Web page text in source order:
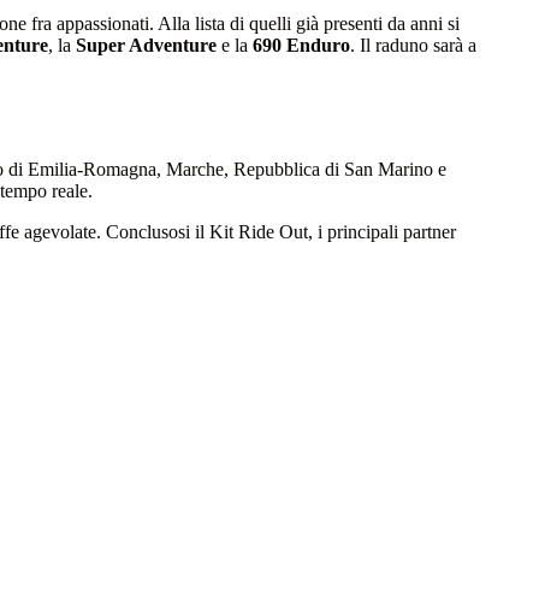
fra appassionati. Alla lista di quelli già presenti da anni si
, la Super Adventure e la 690 Enduro. Il raduno sarà a
di Emilia-Romagna, Marche, Repubblica di San Marino e
reale.
agevolate. Conclusosi il Kit Ride Out, i principali partner